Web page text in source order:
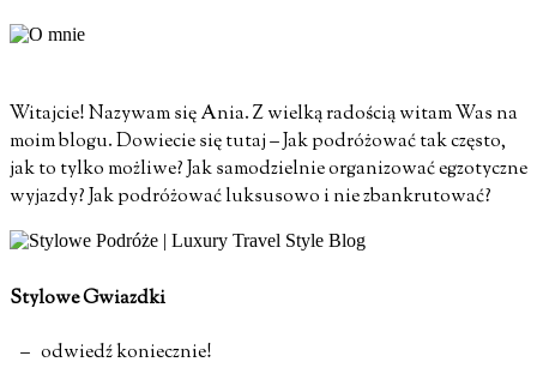
Witajcie! Nazywam się Ania. Z wielką radością witam Was na
moim blogu. Dowiecie się tutaj – Jak podróżować tak często,
jak to tylko możliwe? Jak samodzielnie organizować egzotyczne
wyjazdy? Jak podróżować luksusowo i nie zbankrutować?
Stylowe Gwiazdki
– odwiedź koniecznie!